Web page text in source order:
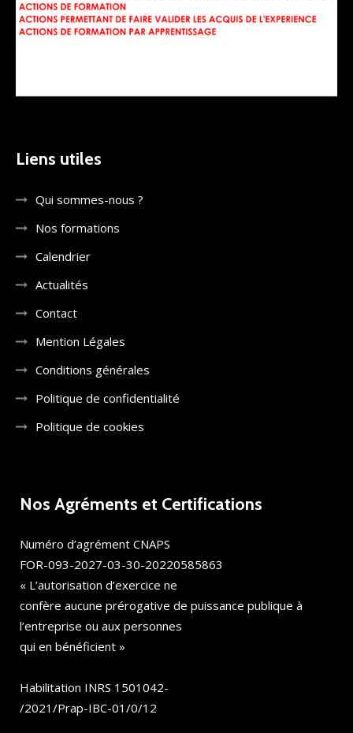
Liens utiles
Qui sommes-nous ?
Nos formations
Calendrier
Actualités
Contact
Mention Légales
Conditions générales
Politique de confidentialité
Politique de cookies
Nos Agréments et Certifications
Numéro d’agrément CNAPS
FOR-093-2027-03-30-20220585863
« L’autorisation d’exercice ne
confère aucune prérogative de puissance publique à
l’entreprise ou aux personnes
qui en bénéficient »
Habilitation INRS 1501042-
/2021/Prap-IBC-01/0/12